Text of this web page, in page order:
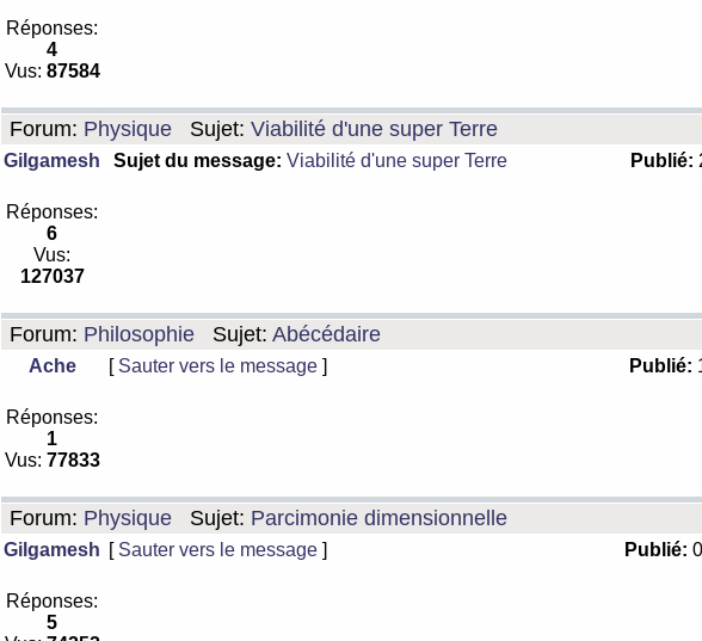
Réponses:
4
Vus: 87584
Forum: Physique Sujet: Viabilité d'une super Terre
Gilgamesh Sujet du message: Viabilité d'une super Terre Publié:
Réponses:
6
Vus:
127037
Forum: Philosophie Sujet: Abécédaire
Ache [ Sauter vers le message ] Publié:
Réponses:
1
Vus: 77833
Forum: Physique Sujet: Parcimonie dimensionnelle
Gilgamesh [ Sauter vers le message ] Publié:
Réponses:
5